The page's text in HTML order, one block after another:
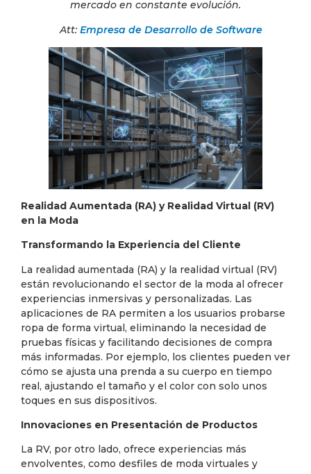
mercado en constante evolución.
Att: Empresa de Desarrollo de Software
Realidad Aumentada (RA) y Realidad Virtual (RV)
en la Moda
Transformando la Experiencia del Cliente
La realidad aumentada (RA) y la realidad virtual (RV)
están revolucionando el sector de la moda al ofrecer
experiencias inmersivas y personalizadas. Las
aplicaciones de RA permiten a los usuarios probarse
ropa de forma virtual, eliminando la necesidad de
pruebas físicas y facilitando decisiones de compra
más informadas. Por ejemplo, los clientes pueden ver
cómo se ajusta una prenda a su cuerpo en tiempo
real, ajustando el tamaño y el color con solo unos
toques en sus dispositivos.
Innovaciones en Presentación de Productos
La RV, por otro lado, ofrece experiencias más
envolventes, como desfiles de moda virtuales y